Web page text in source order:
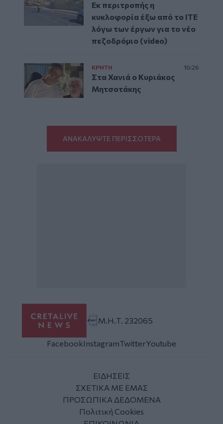
Εκ περιτροπής η
κυκλοφορία έξω από το ΙΤΕ
λόγω των έργων για το νέο
πεζοδρόμιο (video)
ΚΡΗΤΗ 10:26
Στα Χανιά ο Κυριάκος
Μητσοτάκης
ΑΝΑΚΑΛΥΨΤΕ ΠΕΡΙΣΣΟΤΕΡΑ
Μ.Η.Τ. 232065
FacebookInstagramTwitterYoutube
ΕΙΔΗΣΕΙΣ
ΣΧΕΤΙΚΑ ΜΕ ΕΜΑΣ
ΠΡΟΣΩΠΙΚΑ ΔΕΔΟΜΕΝΑ
Πολιτική Cookies